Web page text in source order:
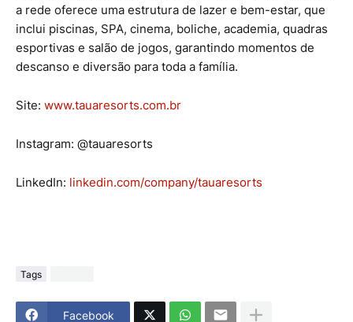
a rede oferece uma estrutura de lazer e bem-estar, que
inclui piscinas, SPA, cinema, boliche, academia, quadras
esportivas e salão de jogos, garantindo momentos de
descanso e diversão para toda a família.
Site: www.tauaresorts.com.br
Instagram: @tauaresorts
LinkedIn: linkedin.com/company/tauaresorts
Tags
Facebook